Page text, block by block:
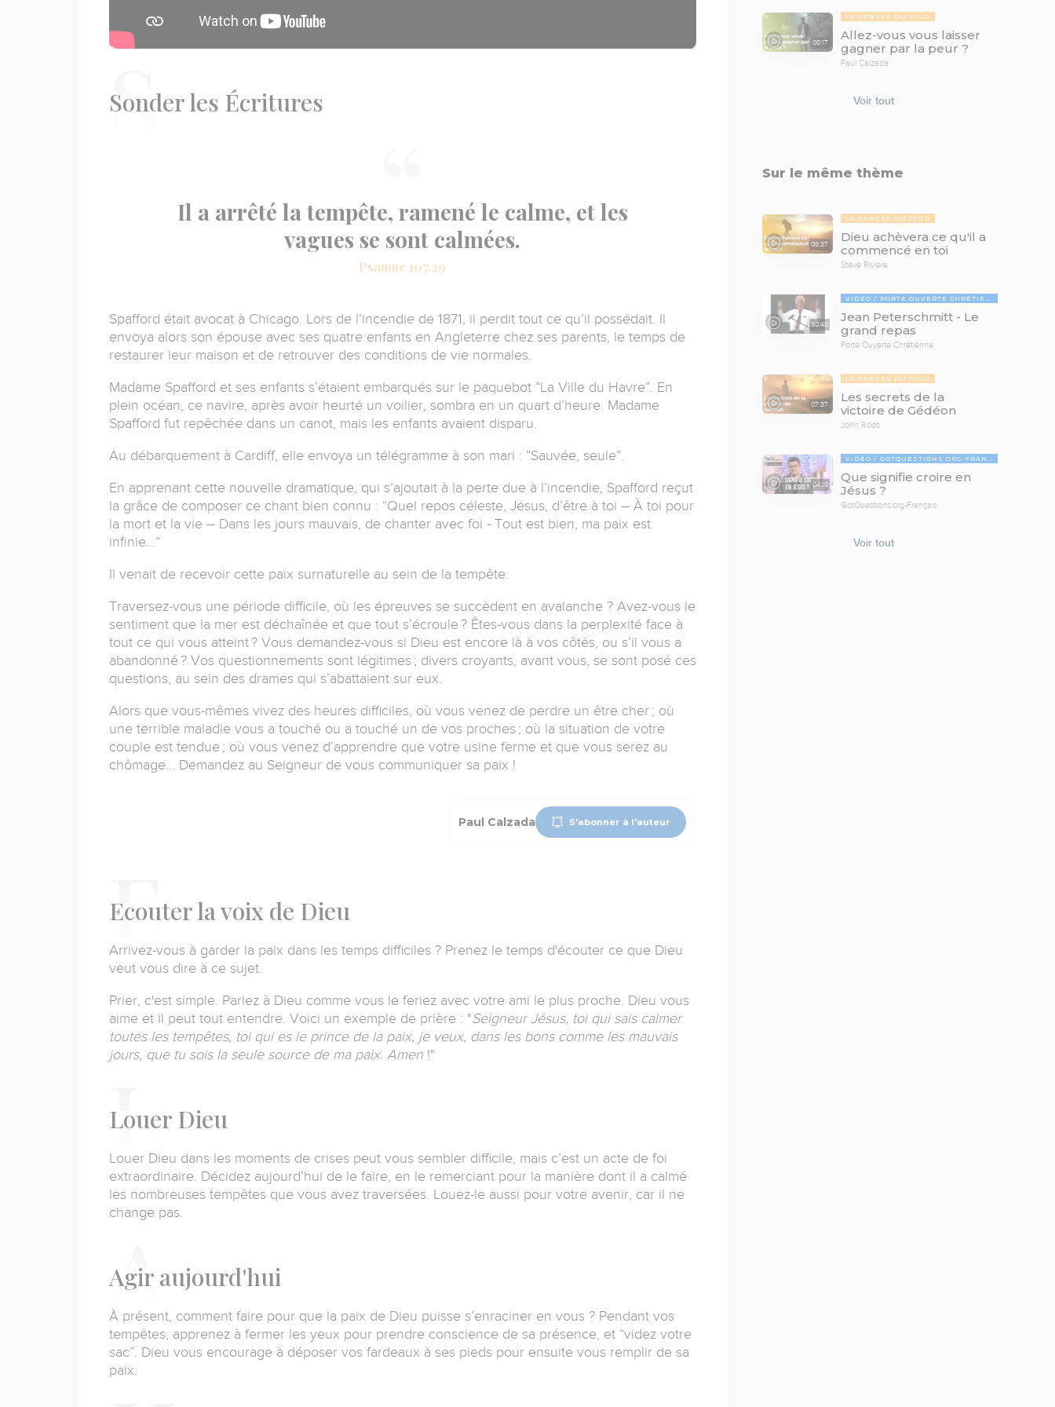
Sonder les Écritures
Il a arrêté la tempête, ramené le calme, et les
vagues se sont calmées.
Psaume 107.29
Spafford était avocat à Chicago. Lors de l’incendie de 1871, il perdit tout ce qu’il possédait. Il
envoya alors son épouse avec ses quatre enfants en Angleterre chez ses parents, le temps de
restaurer leur maison et de retrouver des conditions de vie normales.
Madame Spafford et ses enfants s’étaient embarqués sur le paquebot “La Ville du Havre”. En
plein océan, ce navire, après avoir heurté un voilier, sombra en un quart d’heure. Madame
Spafford fut repêchée dans un canot, mais les enfants avaient disparu.
Au débarquement à Cardiff, elle envoya un télégramme à son mari : “Sauvée, seule”.
En apprenant cette nouvelle dramatique, qui s’ajoutait à la perte due à l’incendie, Spafford reçut
la grâce de composer ce chant bien connu : “Quel repos céleste, Jésus, d’être à toi – À toi pour
la mort et la vie – Dans les jours mauvais, de chanter avec foi - Tout est bien, ma paix est
infinie…“
Il venait de recevoir cette paix surnaturelle au sein de la tempête.
Traversez-vous une période difficile, où les épreuves se succèdent en avalanche ? Avez-vous le
sentiment que la mer est déchaînée et que tout s’écroule ? Êtes-vous dans la perplexité face à
tout ce qui vous atteint ? Vous demandez-vous si Dieu est encore là à vos côtés, ou s’il vous a
abandonné ? Vos questionnements sont légitimes ; divers croyants, avant vous, se sont posé ces
questions, au sein des drames qui s’abattaient sur eux.
Alors que vous-mêmes vivez des heures difficiles, où vous venez de perdre un être cher ; où
une terrible maladie vous a touché ou a touché un de vos proches ; où la situation de votre
couple est tendue ; où vous venez d’apprendre que votre usine ferme et que vous serez au
chômage… Demandez au Seigneur de vous communiquer sa paix !
Paul Calzada S'abonner à l'auteur
Ecouter la voix de Dieu
Arrivez-vous à garder la paix dans les temps difficiles ? Prenez le temps d'écouter ce que Dieu
veut vous dire à ce sujet.
Prier, c'est simple. Parlez à Dieu comme vous le feriez avec votre ami le plus proche. Dieu vous
aime et il peut tout entendre. Voici un exemple de prière : "Seigneur Jésus, toi qui sais calmer
toutes les tempêtes, toi qui es le prince de la paix, je veux, dans les bons comme les mauvais
jours, que tu sois la seule source de ma paix. Amen !"
Louer Dieu
Louer Dieu dans les moments de crises peut vous sembler difficile, mais c’est un acte de foi
extraordinaire. Décidez aujourd’hui de le faire, en le remerciant pour la manière dont il a calmé
les nombreuses tempêtes que vous avez traversées. Louez-le aussi pour votre avenir, car il ne
change pas.
Agir aujourd'hui
À présent, comment faire pour que la paix de Dieu puisse s’enraciner en vous ? Pendant vos
tempêtes, apprenez à fermer les yeux pour prendre conscience de sa présence, et “videz votre
sac”. Dieu vous encourage à déposer vos fardeaux à ses pieds pour ensuite vous remplir de sa
paix.
08:17
LA PENSÉE DU JOUR
Allez-vous vous laisser
gagner par la peur ?
Paul Calzada
Voir tout
Sur le même thème
08:37
LA PENSÉE DU JOUR
Dieu achèvera ce qu'il a
commencé en toi
Stève Rivière
50:40
VIDÉO PORTE OUVERTE CHRÉTIENNE
Jean Peterschmitt - Le
grand repas
Porte Ouverte Chrétienne
07:37
LA PENSÉE DU JOUR
Les secrets de la
victoire de Gédéon
John Roos
04:10
VIDÉO GOTQUESTIONS.ORG-FRANÇAIS
Que signifie croire en
Jésus ?
GotQuestions.org-Français
Voir tout